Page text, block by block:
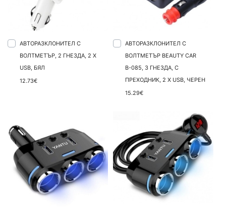
АВТОРАЗКЛОНИТЕЛ С
ВОЛТМЕТЪР, 2 ГНЕЗДА, 2 X
USB, БЯЛ
12.73€
АВТОРАЗКЛОНИТЕЛ С
ВОЛТМЕТЪР BEAUTY CAR
В-085, 3 ГНЕЗДА, С
ПРЕХОДНИК, 2 X USB, ЧЕРЕН
15.29€